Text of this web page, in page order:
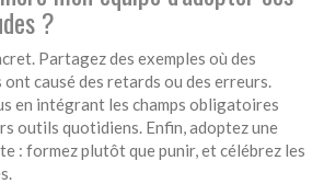
?
Partagez des exemples où des
ont causé des retards ou des erreurs.
en intégrant les champs obligatoires
outils quotidiens. Enfin, adoptez une
: formez plutôt que punir, et célébrez les